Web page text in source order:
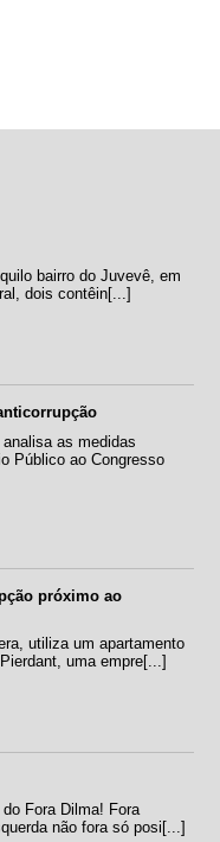
bairro do Juvevê, em
dois contêin[...]
as medidas
Público ao Congresso
próximo ao
utiliza um apartamento
uma empre[...]
Fora Dilma! Fora
não fora só posi[...]